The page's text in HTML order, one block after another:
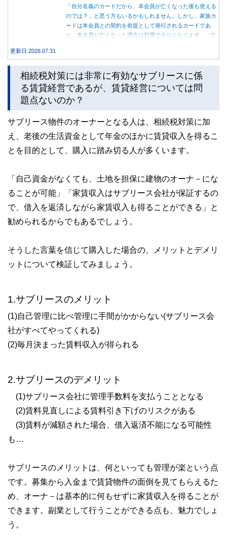
「自分名義のカードだから、本会員が亡くなった後も使える
のでは？」と思う方もいるかもしれません。しかし、家族カ
ードは本会員との契約を前提として発行されるカードであ
り、本会員が亡くなった場合は利用できなくなります。 で
族が行うべき手続きについて分かりやすく解説します。
更新日:2026.07.31
相続税対策には非常に有効なサブリースに係
る賃貸経営であるが、賃貸経営については問
題点ないのか？
サブリース物件のオーナーとなる人は、相続税対策に加
え、老後の生活資金として年金のほかに賃貸収入を得るこ
とを目的として、購入に踏み切る人が多くいます。
「自己資金がなくても、土地を担保に建物のオーナ－にな
ることが可能」「家賃収入はサブリース会社が保証するの
で、借入を返済しながら家賃収入も得ることができる」と
勧められるからでもあるでしょう。
そうした言葉を信じて購入した場合の、メリットとデメリ
ットについて検証してみましょう。
1.サブリースのメリット
(1)自己管理に比べ管理に手間がかからない(サブリース会
社がすべてやってくれる)
(2)毎月決まった賃料収入が得られる
2.サブリースのデメリット
(1)サブリース会社に管理手数料を支払うこととなる
(2)賃料見直しによる賃料引き下げのリスクがある
(3)賃料が減額された場合、借入返済不能になる可能性
も…
サブリースのメリットは、何といっても管理が楽という点
です。募集から入金まで賃貸物件の面倒を見てもらえるた
め、オーナ－は基本的に何もせずに家賃収入を得ることが
できます。副業として行うことができる点も、魅力でしょ
う。